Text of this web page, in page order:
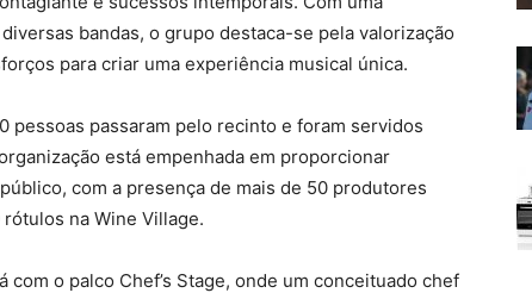
bandas, o grupo destaca-se pela valorização
para criar uma experiência musical única.
pessoas passaram pelo recinto e foram servidos
está empenhada em proporcionar
com a presença de mais de 50 produtores
na Wine Village.
o palco Chef’s Stage, onde um conceituado chef